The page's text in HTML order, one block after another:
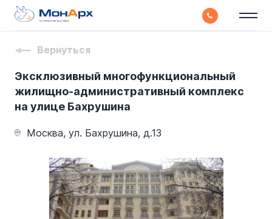
СТРОИТЕЛЬСТВО
Вернуться
Эксклюзивный многофункциональный
жилищно-административный комплекс
на улице Бахрушина
Москва, ул. Бахрушина, д.13